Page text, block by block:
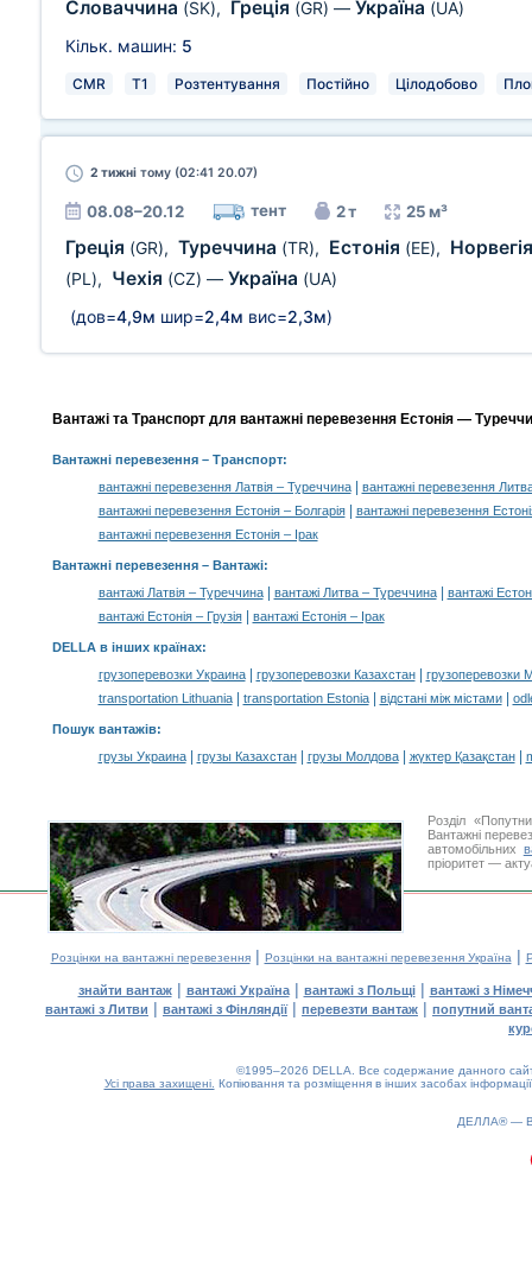
Словаччина (SK), Греція (GR) — Україна (UA)
Кільк. машин: 5
CMR T1 Розтентування Постійно Цілодобово
2 тижні тому (02:41 20.07)
08.08–20.12 тент 2 т 25 м³
Греція (GR), Туреччина (TR), Естонія (EE),
(PL), Чехія (CZ) — Україна (UA)
(дов=4,9м шир=2,4м вис=2,3м)
Вантажі та Транспорт для вантажні перевезення Естонія —
Вантажні перевезення– Транспорт:
вантажні перевезення Латвія – Туреччина|
вантажні перевезення
вантажні перевезення Естонія – Болгарія|
вантажні перевезення
вантажні перевезення Естонія – Ірак
Вантажні перевезення – Вантажі:
вантажі Латвія – Туреччина| вантажі Литва – Туреччина|
вантажі
вантажі Естонія – Грузія| вантажі Естонія – Ірак
DELLA в інших країнах:
грузоперевозки Украина| грузоперевозки Казахстан|
грузоперевозки
transportation Lithuania| transportation Estonia| відстані між містами|
Пошук вантажів:
грузы Украина| грузы Казахстан| грузы Молдова| жүктер Қазақстан|
Розділ
Вантажні
автомобільних
пріоритет —
Розцінки на вантажні перевезення| Розцінки на вантажні перевезення Україна |
знайти вантаж| вантажі Україна| вантажі з Польщі| вантажі з
вантажі з Литви | вантажі з Фінляндії| перевезти вантаж | попутний
©1995–2026 DELLA. Все содержание данного
Усі права захищені. Копіювання та розміщення в інших засобах
ДЕЛЛА® —